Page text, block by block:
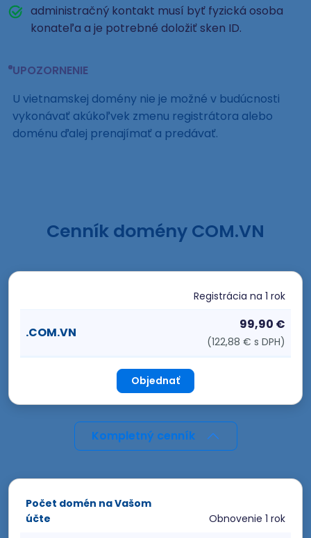
administračný kontakt musí byť fyzická osoba
konateľa a je potrebné doložiť sken ID.
UPOZORNENIE
U vietnamskej domény nie je možné v budúcnosti
vykonávať akúkoľvek zmenu registrátora alebo
doménu ďalej prenajímať a predávať.
Cenník domény COM.VN
Registrácia na 1 rok
.COM.VN
99,90 €
(122,88 € s DPH)
Objednať
Kompletný cenník
Počet domén na Vašom
účte
Obnovenie 1 rok